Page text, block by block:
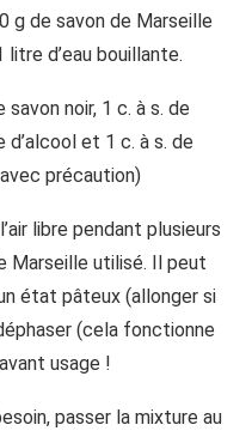
g de savon de Marseille
d’eau bouillante.
savon noir, 1 c. à s. de
d’alcool et 1 c. à s. de
précaution)
libre pendant plusieurs
Marseille utilisé. Il peut
état pâteux (allonger si
(cela fonctionne
usage !
passer la mixture au